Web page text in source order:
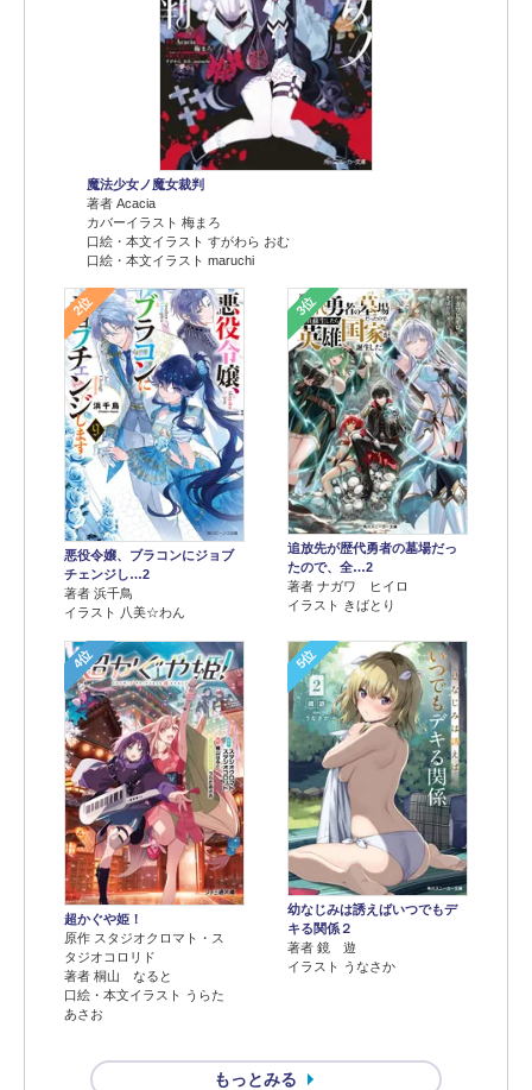
魔法少女ノ魔女裁判
著者 Acacia
カバーイラスト 梅まろ
口絵・本文イラスト すがわら おむ
口絵・本文イラスト maruchi
2位
悪役令嬢、ブラコンにジョブ
チェンジし…2
著者 浜千鳥
イラスト 八美☆わん
3位
追放先が歴代勇者の墓場だっ
たので、全…2
著者 ナガワ ヒイロ
イラスト きばとり
4位
超かぐや姫！
原作 スタジオクロマト・ス
タジオコロリド
著者 桐山 なると
口絵・本文イラスト うらた
あさお
5位
幼なじみは誘えばいつでもデ
キる関係２
著者 鏡 遊
イラスト うなさか
もっとみる